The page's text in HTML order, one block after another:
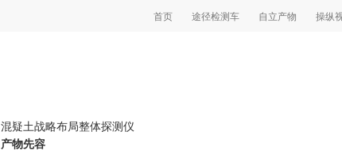
首页 途径检测车 自立产物 操纵
混疑土战略布局整体探测仪
产物先容